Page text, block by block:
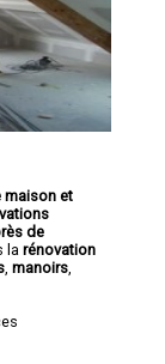
maison et
de
la rénovation
manoirs